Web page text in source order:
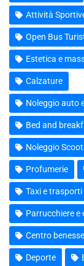
Attività
Open Bus
Estetica e
Calzature
Noleggio auto
Bed and
Noleggio
Profumerie
Taxi e trasporti
Parrucchiere e
Centro
Deporte